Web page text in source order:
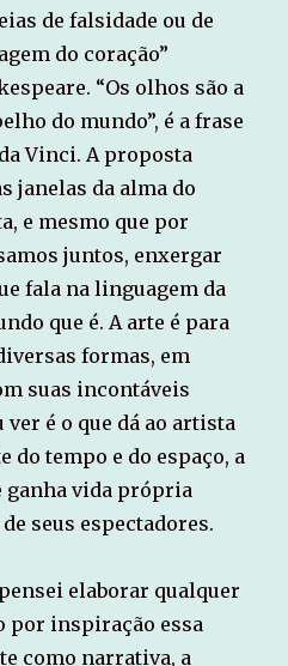
de falsidade ou de
do coração”
“Os olhos são a
do mundo”, é a frase
Vinci. A proposta
janelas da alma do
e mesmo que por
juntos, enxergar
fala na linguagem da
que é. A arte é para
formas, em
suas incontáveis
é o que dá ao artista
do tempo e do espaço, a
ganha vida própria
seus espectadores.
elaborar qualquer
por inspiração essa
como narrativa, a